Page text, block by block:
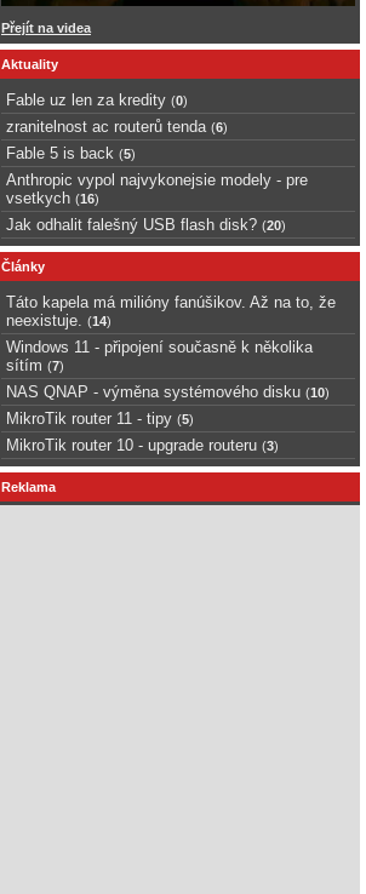
Přejít na videa
Aktuality
Fable uz len za kredity (0)
zranitelnost ac routerů tenda (6)
Fable 5 is back (5)
Anthropic vypol najvykonejsie modely - pre
vsetkych (16)
Jak odhalit falešný USB flash disk? (20)
Články
Táto kapela má milióny fanúšikov. Až na to, že
neexistuje.
(14)
Windows 11 - připojení současně k několika
sítím (7)
NAS QNAP - výměna systémového disku (10)
MikroTik router 11 - tipy (5)
MikroTik router 10 - upgrade routeru (3)
Reklama